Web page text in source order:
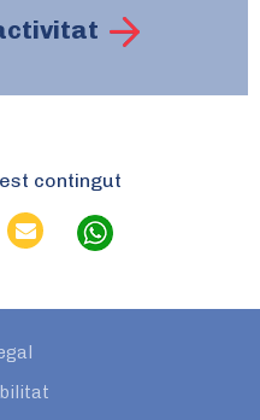
contingut